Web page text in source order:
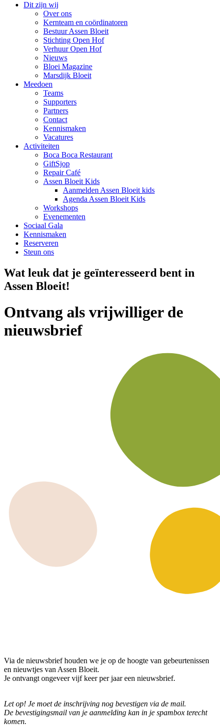
Dit zijn wij
Over ons
Kernteam en coördinatoren
Bestuur Assen Bloeit
Stichting Open Hof
Verhuur Open Hof
Nieuws
Bloei Magazine
Marsdijk Bloeit
Meedoen
Teams
Supporters
Partners
Contact
Kennismaken
Vacatures
Activiteiten
Boca Boca Restaurant
GiftSjop
Repair Café
Assen Bloeit Kids
Aanmelden Assen Bloeit kids
Agenda Assen Bloeit Kids
Workshops
Evenementen
Sociaal Gala
Kennismaken
Reserveren
Steun ons
Wat leuk dat je geïnteresseerd bent in
Assen Bloeit!
Ontvang als vrijwilliger de
nieuwsbrief
Via de nieuwsbrief houden we je op de hoogte van gebeurtenissen
en nieuwtjes van Assen Bloeit.
Je ontvangt ongeveer vijf keer per jaar een nieuwsbrief.
Let op! Je moet de inschrijving nog bevestigen via de mail.
De bevestigingsmail van je aanmelding kan in je spambox terecht
komen.